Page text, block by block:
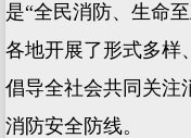
是“全民消防、生命
各地开展了形式多样
倡导全社会共同关注
消防安全防线。